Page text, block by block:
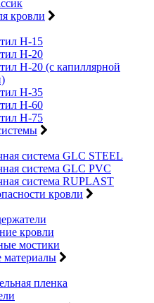
кровли
Н-15
Н-20
Н-20 (с капиллярной
Н-35
Н-60
Н-75
система GLC STEEL
система GLC PVC
система RUPLAST
кровли
кровли
мостики
пленка